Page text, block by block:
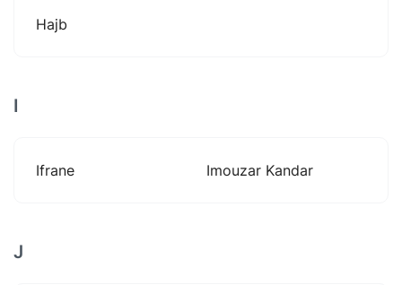
Hajb
I
Ifrane Imouzar Kandar
J